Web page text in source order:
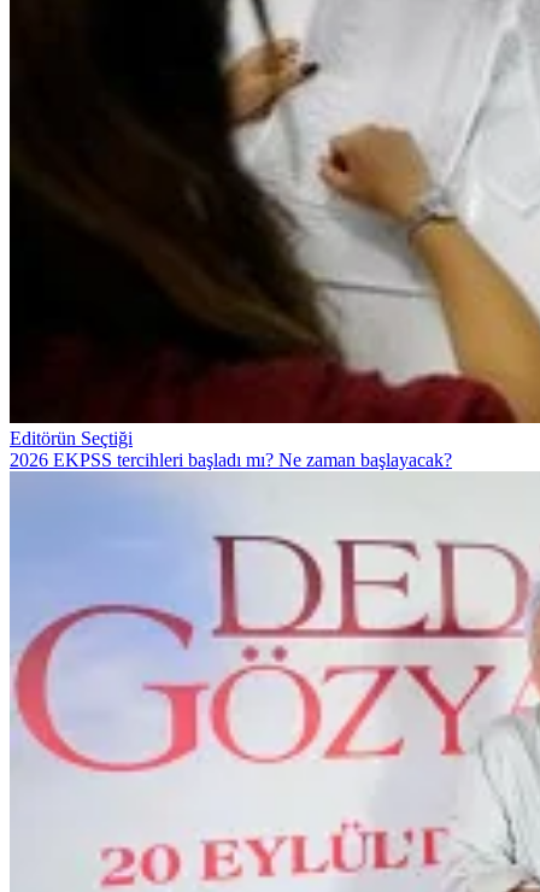
Editörün Seçtiği
2026 EKPSS tercihleri başladı mı? Ne zaman başlayacak?